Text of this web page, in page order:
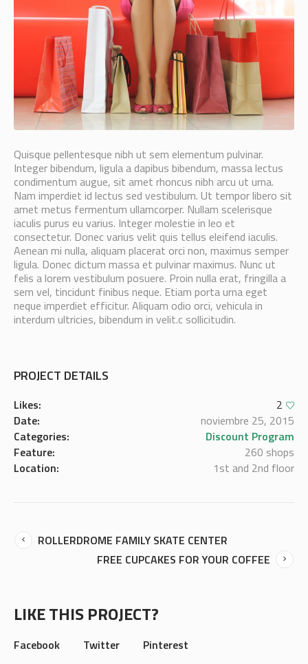
Quisque pellentesque nibh ut sem elementum pulvinar.
Integer bibendum, ligula a dapibus bibendum, massa lectus
condimentum augue, sit amet rhoncus nibh arcu ut urna.
Nam imperdiet id lectus sed vestibulum. Ut tempor libero sit
amet metus fermentum ullamcorper. Nullam scelerisque
iaculis purus eu varius. Integer molestie in leo et
consectetur. Donec varius velit quis tellus eleifend iaculis.
Aenean mi nulla, aliquam placerat orci non, maximus semper
ligula. Donec dictum massa et pulvinar maximus. Nunc ut
felis a lorem vestibulum posuere. Proin nulla erat, fringilla a
sem vel, tincidunt finibus neque. Etiam porta urna eget
neque imperdiet efficitur. Aliquam odio orci, vehicula in
interdum ultricies, bibendum in velit.c sollicitudin.
PROJECT DETAILS
Likes:
2
Date:
noviembre 25, 2015
Categories:
Discount Program
Feature:
260 shops
Location:
1st and 2nd floor
ROLLERDROME FAMILY SKATE CENTER
FREE CUPCAKES FOR YOUR COFFEE
LIKE THIS PROJECT?
Facebook Twitter Pinterest